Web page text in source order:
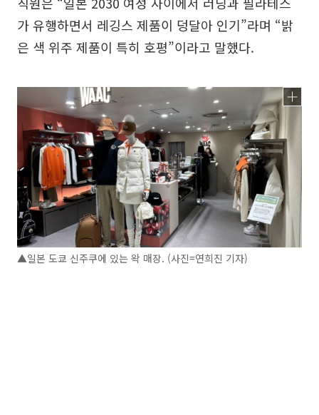
가 유행하면서 레깅스 제품이 덩달아 인기”라며 “밝
은 색 위주 제품이 특히 호평”이라고 말했다.
▲일본 도쿄 신주쿠에 있는 왁 매장. (사진=연희진 기자)